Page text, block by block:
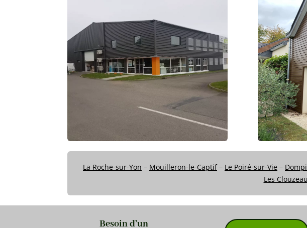
La Roche-sur-Yon – Mouilleron-le-Captif– Le Poiré-sur-Vie –
Les
Besoin d’un